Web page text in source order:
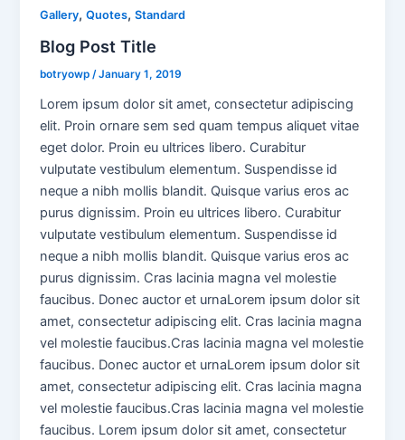
Gallery,Quotes,Standard
Blog Post Title
botryowp/January 1, 2019
Lorem ipsum dolor sit amet, consectetur adipiscing
elit. Proin ornare sem sed quam tempus aliquet vitae
eget dolor. Proin eu ultrices libero. Curabitur
vulputate vestibulum elementum. Suspendisse id
neque a nibh mollis blandit. Quisque varius eros ac
purus dignissim. Proin eu ultrices libero. Curabitur
vulputate vestibulum elementum. Suspendisse id
neque a nibh mollis blandit. Quisque varius eros ac
purus dignissim. Cras lacinia magna vel molestie
faucibus. Donec auctor et urnaLorem ipsum dolor sit
amet, consectetur adipiscing elit. Cras lacinia magna
vel molestie faucibus.Cras lacinia magna vel molestie
faucibus. Donec auctor et urnaLorem ipsum dolor sit
amet, consectetur adipiscing elit. Cras lacinia magna
vel molestie faucibus.Cras lacinia magna vel molestie
faucibus. Lorem ipsum dolor sit amet, consectetur